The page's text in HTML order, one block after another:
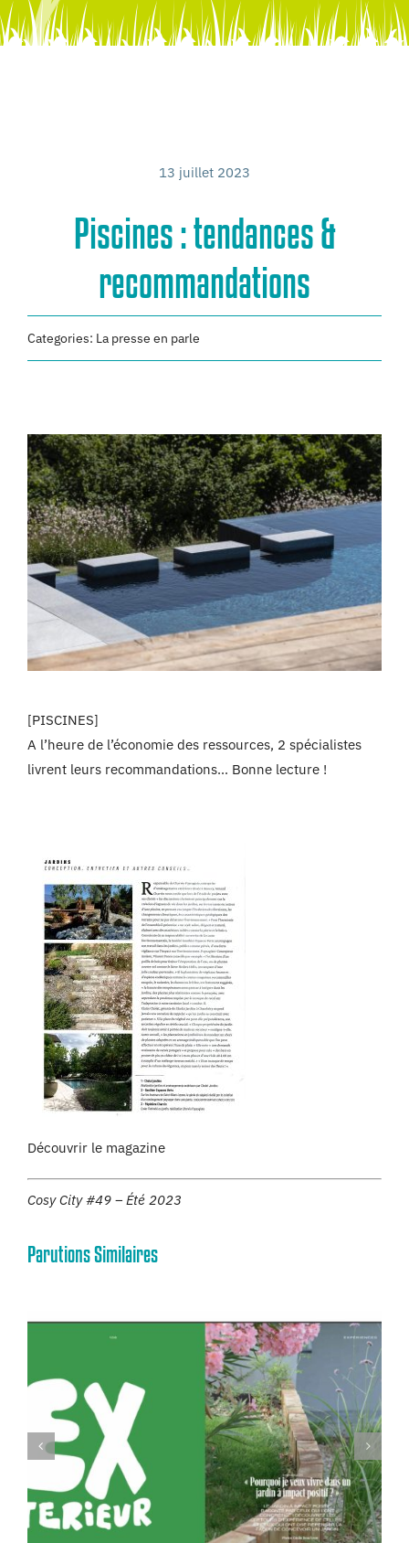
13 juillet 2023
Piscines : tendances &
recommandations
Categories: La presse en parle
[PISCINES]
A l’heure de l’économie des ressources, 2 spécialistes
livrent leurs recommandations… Bonne lecture !
Découvrir le magazine
Cosy City #49 – Été 2023
Parutions Similaires
Actu Cosy City : Décryptage JIP